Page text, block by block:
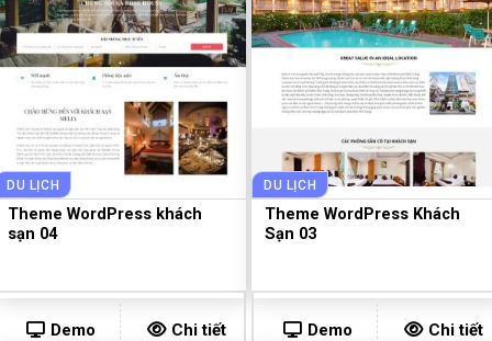
DU LỊCH
Theme WordPress khách
sạn 04
Demo Chi tiết
DU LỊCH
Theme WordPress Khách
Sạn 03
Demo Chi tiết